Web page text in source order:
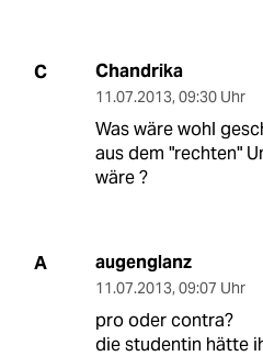
C Chandrika
11.07.2013, 09:30 Uhr
Was wäre wohl
aus dem "rechten"
wäre ?
A augenglanz
11.07.2013, 09:07 Uhr
pro oder contra?
die studentin hätte